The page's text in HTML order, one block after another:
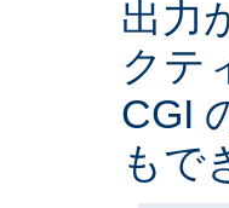
出力
クテ
CGI
もで